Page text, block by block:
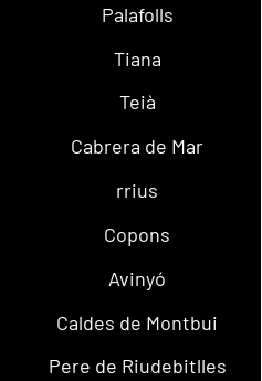
Palafolls
Tiana
Teià
Cabrera de Mar
rrius
Copons
Avinyó
Caldes de Montbui
Pere de Riudebitlles